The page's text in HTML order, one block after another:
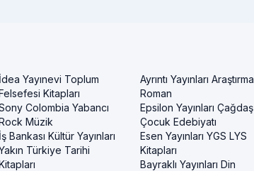
İdea Yayınevi Toplum
Kitapları
Colombia Yabancı
Müzik
İş Bankası Kültür Yayınları
Türkiye Tarihi
Ayrıntı Yayınları Araştırma
Roman
Epsilon Yayınları Çağdaş
Çocuk Edebiyatı
Esen Yayınları YGS LYS
Kitapları
Bayraklı Yayınları Din